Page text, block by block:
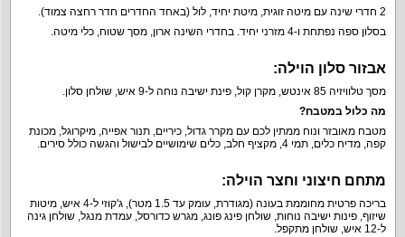
2 חדרי שינה עם מיטה זוגית, מיטת יחיד, לול (באחד החדרים חדר רחצה צמוד).
בסלון ספה נפתחת ו-4 מזרני יחיד. בחדרי השינה ארון, מסך שטוח, כלי מיטה.
אבזור סלון הוילה:
מסך טלוויזיה 85 אינטש, מקרן קול, פינת ישיבה נוחה ל-9 איש, שולחן סלון.
מה כלול במטבח?
מטבח מאובזר ונוח ממתין לכם עם מקרר גדול, כיריים, תנור אפייה, מיקרוגל, מכונת
קפה, מדיח כלים, תמי 4, מקציף חלב, כלים שימושיים לבישול והגשה כולל סירים.
מתחם חיצוני וחצר הוילה:
בריכה פרטית מחוממת בעונה (מגודרת, עומק עד 1.5 מטר), ג'קוזי ל-4 איש, מיטות
שיזוף, פינות ישיבה נוחות, שולחן פינג פונג, מגרש כדורסל, עמדת מנגל, שולחן גינה
ל-12 איש, שולחן מתקפל.